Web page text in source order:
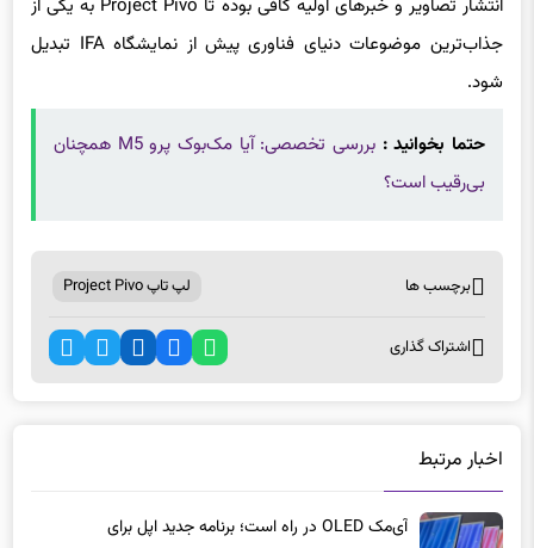
انتشار تصاویر و خبرهای اولیه کافی بوده تا Project Pivo به یکی از
جذاب‌ترین موضوعات دنیای فناوری پیش از نمایشگاه IFA تبدیل
شود.
حتما بخوانید :
بررسی تخصصی: آیا مک‌بوک پرو M5 همچنان
بی‌رقیب است؟
برچسب ها لپ تاپ Project Pivo
اشتراک گذاری
اخبار مرتبط
آی‌مک OLED در راه است؛ برنامه جدید اپل برای